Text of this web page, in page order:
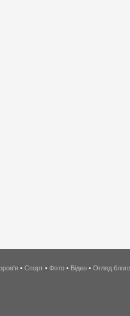
• Спорт • Фото • Відео • Огляд